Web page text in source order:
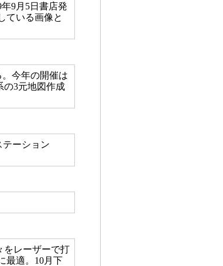
9月5日書店発
ている画像と
今年の開催は
の3元地図作成
テーション
をレーザーで打
最適。10月下